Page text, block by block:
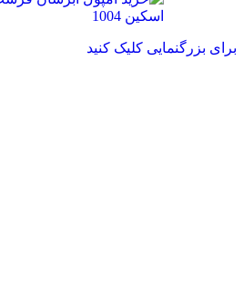
برای بزرگنمایی کلیک کنید